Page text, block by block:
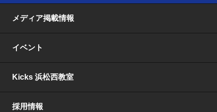
メディア掲載情報
イベント
Kicks 浜松西教室
採用情報